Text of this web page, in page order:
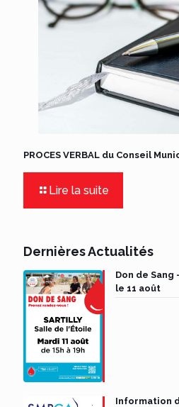
PROCES VERBAL du Conseil
Lire la suite
Dernières Actualités
Don de Sang
le 11 août
Information